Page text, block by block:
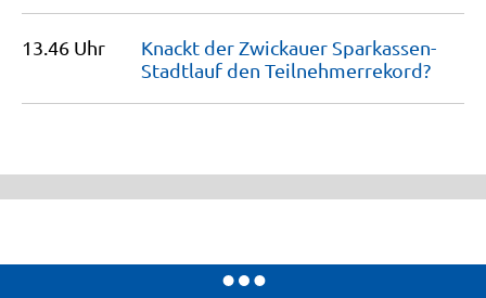
13.46 Uhr
Knackt der Zwickauer Sparkassen-
Stadtlauf den Teilnehmerrekord?